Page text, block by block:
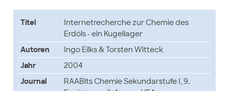
Titel
Internetrecherche zur Chemie des
Erdöls - ein Kugellager
Autoren
Ingo Eilks & Torsten Witteck
Jahr
2004
Journal
RAABits Chemie Sekundarstufe I, 9.